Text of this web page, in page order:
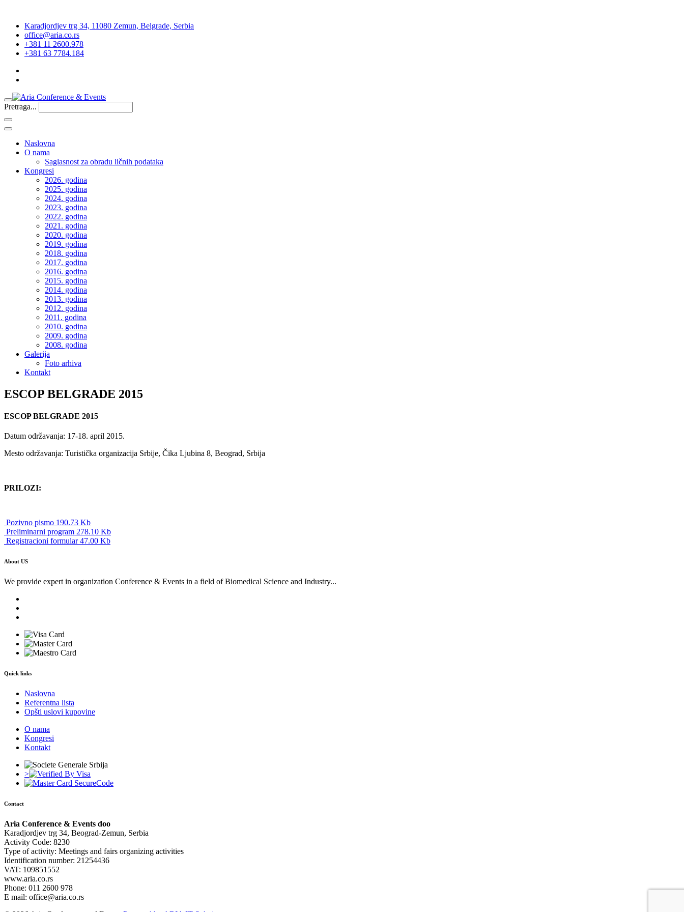
Karadjordjev trg 34, 11080 Zemun, Belgrade, Serbia
office@aria.co.rs
+381 11 2600.978
+381 63 7784.184
Pretraga...
Naslovna
O nama
Saglasnost za obradu ličnih podataka
Kongresi
2026. godina
2025. godina
2024. godina
2023. godina
2022. godina
2021. godina
2020. godina
2019. godina
2018. godina
2017. godina
2016. godina
2015. godina
2014. godina
2013. godina
2012. godina
2011. godina
2010. godina
2009. godina
2008. godina
Galerija
Foto arhiva
Kontakt
ESCOP BELGRADE 2015
ESCOP BELGRADE 2015
Datum održavanja: 17-18. april 2015.
Mesto održavanja: Turistička organizacija Srbije, Čika Ljubina 8, Beograd, Srbija
PRILOZI:
Pozivno pismo 190.73 Kb
Preliminarni program 278.10 Kb
Registracioni formular 47.00 Kb
About US
We provide expert in organization Conference & Events in a field of Biomedical Science and Industry...
Quick links
Naslovna
Referentna lista
Opšti uslovi kupovine
O nama
Kongresi
Kontakt
>
Contact
Aria Conference & Events doo
Karadjordjev trg 34, Beograd-Zemun, Serbia
Activity Code: 8230
Type of activity: Meetings and fairs organizing activities
Identification number: 21254436
VAT: 109851552
www.aria.co.rs
Phone: 011 2600 978
E mail: office@aria.co.rs